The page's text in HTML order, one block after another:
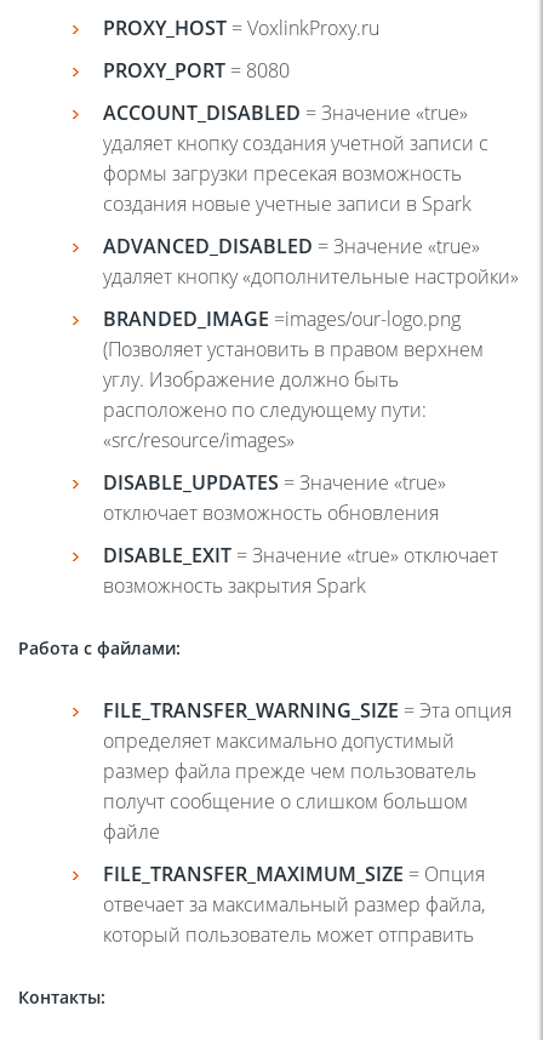
PROXY_HOST = VoxlinkProxy.ru
PROXY_PORT = 8080
ACCOUNT_DISABLED = Значение «true»
удаляет кнопку создания учетной записи с
формы загрузки пресекая возможность
создания новые учетные записи в Spark
ADVANCED_DISABLED = Значение «true»
удаляет кнопку «дополнительные настройки»
BRANDED IMAGE =images/our-logo.png
(Позволяет установить в правом верхнем
углу. Изображение должно быть
расположено по следующему пути:
«src/resource/images»
DISABLE_UPDATES = Значение «true»
отключает возможность обновления
DISABLE_EXIT = Значение «true» отключает
возможность закрытия Spark
Работа с файлами:
FILE_TRANSFER_WARNING_SIZE = Эта опция
определяет максимально допустимый
размер файла прежде чем пользователь
получт сообщение о слишком большом
файле
FILE_TRANSFER_MAXIMUM_SIZE = Опция
отвечает за максимальный размер файла,
который пользователь может отправить
Контакты: